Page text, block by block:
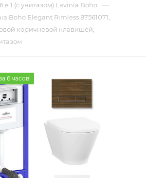
в 1 (с унитазом) Lavinia Boho —
Boho Elegant Rimless 87561071,
коричневой клавишей,
6 часов!